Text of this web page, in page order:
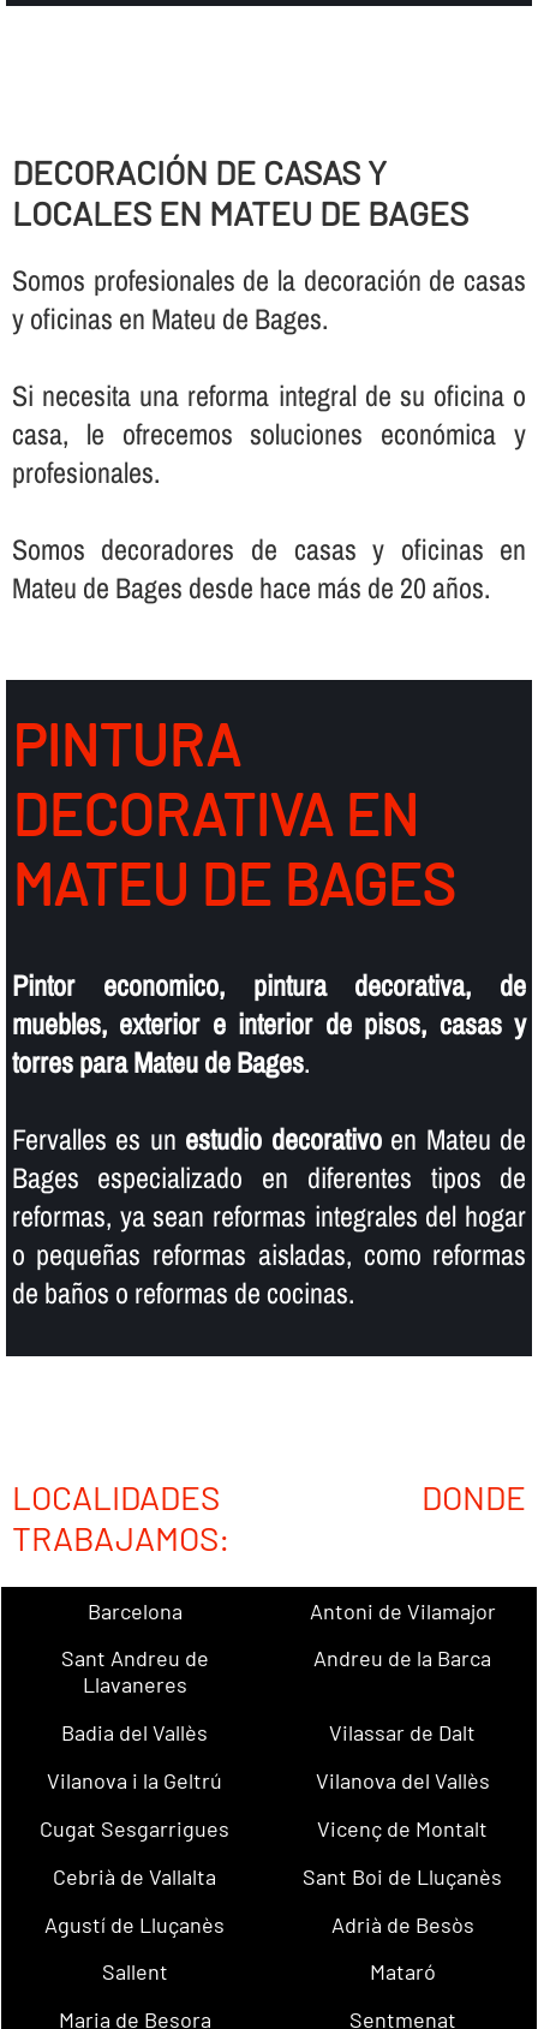
DECORACIÓN DE CASAS Y
LOCALES EN MATEU DE BAGES
Somos profesionales de la decoración de casas
y oficinas en Mateu de Bages.
Si necesita una reforma integral de su oficina o
casa, le ofrecemos soluciones económica y
profesionales.
Somos decoradores de casas y oficinas en
Mateu de Bages desde hace más de 20 años.
PINTURA
DECORATIVA EN
MATEU DE BAGES
Pintor economico, pintura decorativa, de
muebles, exterior e interior de pisos, casas y
torres para Mateu de Bages.
Fervalles es un estudio decorativoen Mateu de
Bages especializado en diferentes tipos de
reformas, ya sean reformas integrales del hogar
o pequeñas reformas aisladas, como reformas
de baños o reformas de cocinas.
LOCALIDADES DONDE
TRABAJAMOS:
Barcelona
Antoni de Vilamajor
Sant Andreu de
Llavaneres
Andreu de la Barca
Badia del Vallès
Vilassar de Dalt
Vilanova i la Geltrú
Vilanova del Vallès
Cugat Sesgarrigues
Vicenç de Montalt
Cebrià de Vallalta
Sant Boi de Lluçanès
Agustí de Lluçanès
Adrià de Besòs
Sallent
Mataró
Maria de Besora
Sentmenat